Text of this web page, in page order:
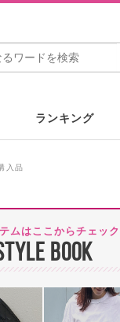
ランキング
入品
ムはここからチェック
BOOK